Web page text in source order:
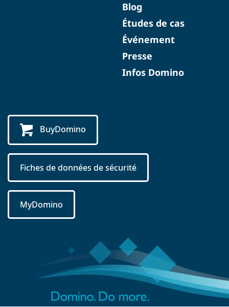
Blog
Études de cas
Événement
Presse
Infos Domino
BuyDomino
Fiches de données de sécurité
MyDomino